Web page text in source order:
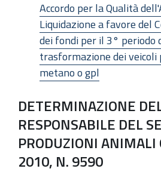
Accordo per la Qualità
Liquidazione a favore del
dei fondi per il 3°
trasformazione dei
metano o gpl
DETERMINAZIONE
RESPONSABILE DEL
PRODUZIONI
2010, N. 9590